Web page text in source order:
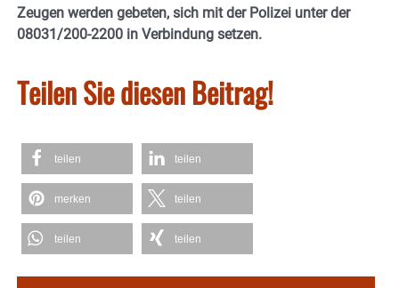
Zeugen werden gebeten, sich mit der Polizei unter der
08031/200-2200 in Verbindung setzen.
Teilen Sie diesen Beitrag!
teilen teilen
merken teilen
teilen teilen